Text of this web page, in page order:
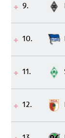
9.
10.
11.
12.